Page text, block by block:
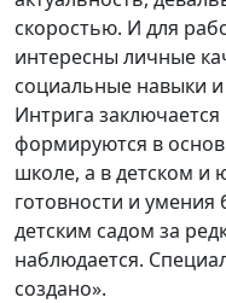
скоростью. И для
интересны личные
социальные навыки
Интрига
формируются в
школе, а в детском и
готовности и умения
детским садом за
наблюдается.
создано».